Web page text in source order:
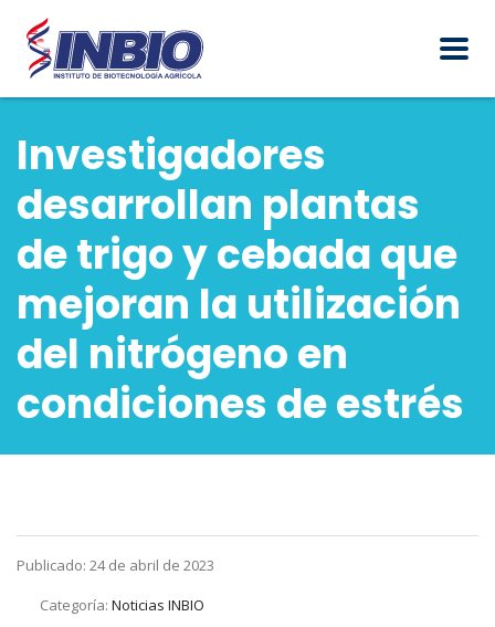
Investigadores
desarrollan plantas
de trigo y cebada que
mejoran la utilización
del nitrógeno en
condiciones de estrés
Publicado: 24 de abril de 2023
Categoría: Noticias INBIO